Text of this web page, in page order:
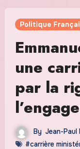
Politique
une
par la
By Jean-Paul
#carrière